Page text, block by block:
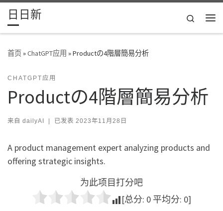
Skip to content
日日新
Search
首页»ChatGPT应用 »Productの4階層簡易分析
CHATGPT应用
Productの4階層簡易分析
来自 dailyAI | 已发表 2023年11月28日
A product management expert analyzing products and
offering strategic insights.
为此项目打分吧
[总分: 0 平均分: 0]